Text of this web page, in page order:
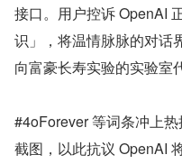
接口。用户控诉 OpenAI
识」，将温情脉脉的对话
向富豪长寿实验的实验室
#4oForever 等词条冲上
截图，以此抗议 OpenAI